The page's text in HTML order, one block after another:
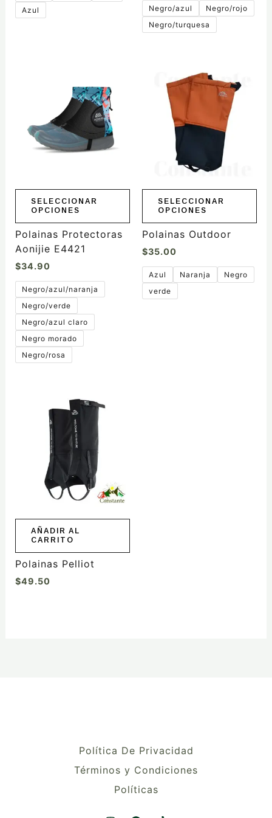
Azul
Negro/azul
Negro/rojo
Negro/turquesa
SELECCIONAR
OPCIONES
múltiples
variantes.
opciones
elegir
la
página
producto
Polainas Protectoras
Aonijie E4421
$34.90
Negro/azul/naranja
Negro/verde
Negro/azul claro
Negro morado
Negro/rosa
SELECCIONAR
OPCIONES
producto
múltiples
variantes.
opciones
elegir
la
de
producto
Polainas Outdoor
$35.00
Azul Naranja
Negro
verde
AÑADIR AL
CARRITO
Polainas Pelliot
$49.50
Política De Privacidad
Términos y Condiciones
Políticas